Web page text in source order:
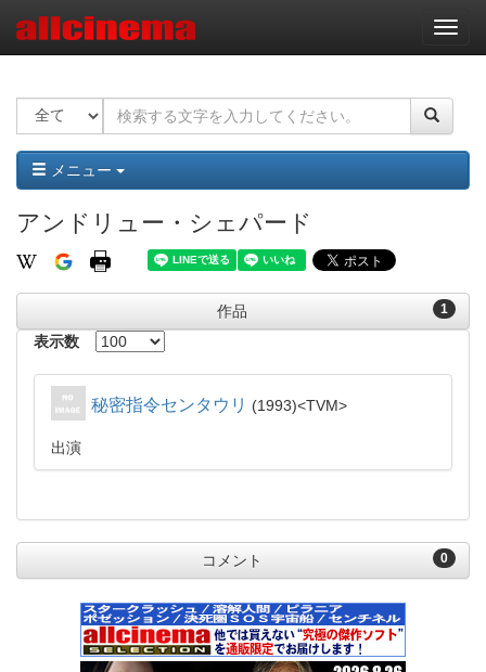
ナ
ビ
ー
ョ
ン
メニュー
アンドリュー・シェパード
1
作品
表示数
秘密指令センタウリ 1993 TVM
出演
0
コメント